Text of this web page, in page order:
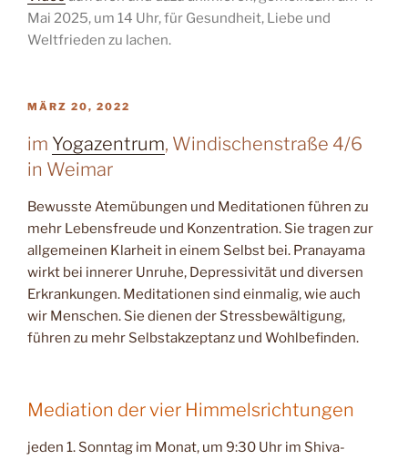
Mai 2025, um 14 Uhr, für Gesundheit, Liebe und
Weltfrieden zu lachen.
VERÖFFENTLICHT
MÄRZ 20, 2022
im Yogazentrum, Windischenstraße 4/6
in Weimar
Bewusste Atemübungen und Meditationen führen zu
mehr Lebensfreude und Konzentration. Sie tragen zur
allgemeinen Klarheit in einem Selbst bei. Pranayama
wirkt bei innerer Unruhe, Depressivität und diversen
Erkrankungen. Meditationen sind einmalig, wie auch
wir Menschen. Sie dienen der Stressbewältigung,
führen zu mehr Selbstakzeptanz und Wohlbefinden.
Mediation der vier Himmelsrichtungen
jeden 1. Sonntag im Monat, um 9:30 Uhr im Shiva-